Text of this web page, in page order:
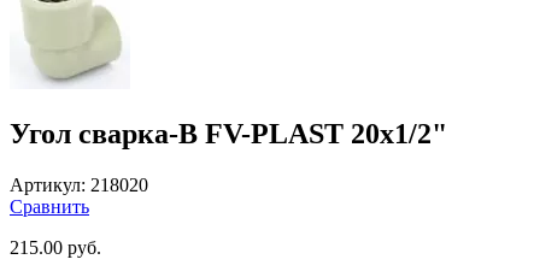
Угол сварка-В FV-PLAST 20х1/2"
Артикул: 218020
Сравнить
215.00 руб.